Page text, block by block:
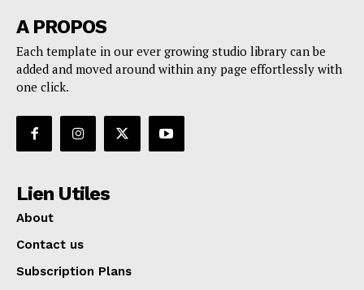
A PROPOS
Each template in our ever growing studio library can be
added and moved around within any page effortlessly with
one click.
Lien Utiles
About
Contact us
Subscription Plans